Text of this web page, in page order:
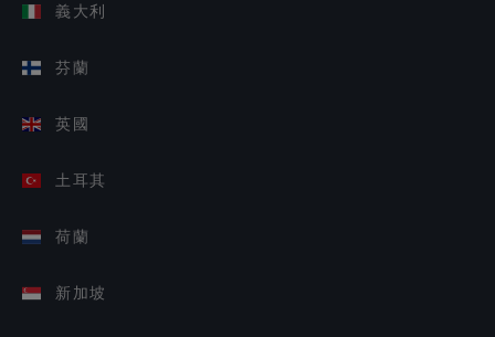
義大利
芬蘭
英國
土耳其
荷蘭
新加坡